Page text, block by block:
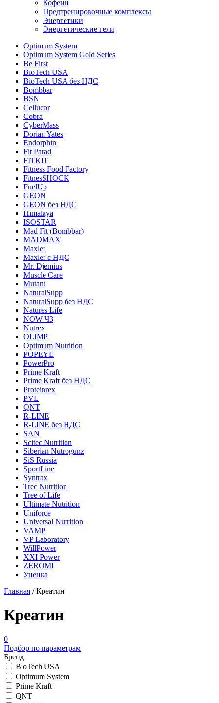
Кофеин
Предтренировочные комплексы
Энергетики
Энергетические гели
Optimum System
Optimum System Gold Series
Be First
BioTech USA
BioTech USA без НДС
Bombbar
BSN
Cellucor
Cobra
CyberMass
Dorian Yates
Endorphin
Fit Parad
FITKIT
Fitness Food Factory
FitnesSHOCK
FuelUp
GEON
GEON без НДС
Himalaya
ISOSTAR
Mad Fit (Bombbar)
MADMAX
Maxler
Maxler с НДС
Mr. Djemius
Muscle Care
Mutant
NaturalSupp
NaturalSupp без НДС
Natures Life
NOW ЧЗ
Nutrex
OLIMP
Optimum Nutrition
POPEYE
PowerPro
Prime Kraft
Prime Kraft без НДС
Proteinrex
PVL
QNT
R-LINE
R-LINE без НДС
SAN
Scitec Nutrition
Siberian Nutrogunz
SiS Russia
SportLine
Syntrax
Trec Nutrition
Tree of Life
Ultimate Nutrition
Uniforce
Universal Nutrition
VAMP
VP Laboratory
WillPower
XXI Power
ZEROMI
Уценка
Главная /Креатин
Креатин
0
Подбор по параметрам
Бренд
BioTech USA
Optimum System
Prime Kraft
QNT